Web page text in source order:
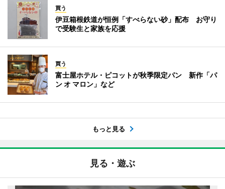
買う
伊豆箱根鉄道が恒例「すべらない砂」配布 お守り
で受験生と家族を応援
買う
富士屋ホテル・ピコットが秋季限定パン 新作「パ
ン オ マロン」など
もっと見る
見る・遊ぶ